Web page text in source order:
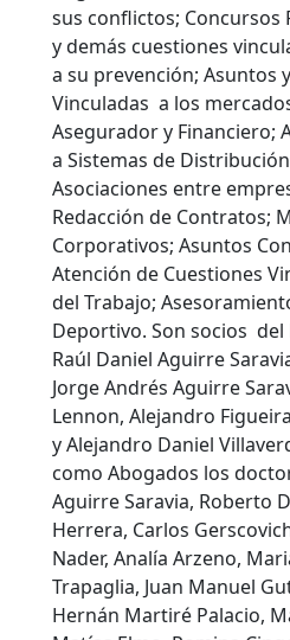
sus conflictos; Concursos
y demás cuestiones
a su prevención; Asuntos
Vinculadas a los
Asegurador y Financiero;
a Sistemas de
Asociaciones entre
Redacción de Contratos;
Corporativos; Asuntos
Atención de Cuestiones
del Trabajo;
Deportivo. Son socios
Raúl Daniel Aguirre
Jorge Andrés Aguirre
Lennon, Alejandro
y Alejandro Daniel
como Abogados los
Aguirre Saravia, Roberto
Herrera, Carlos
Nader, Analía Arzeno,
Trapaglia, Juan Manuel
Hernán Martiré Palacio,